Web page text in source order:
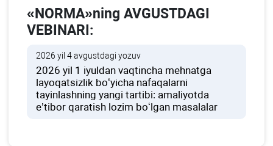
«NORMA»ning AVGUSTDAGI
VEBINARI:
2026 yil 4 avgustdagi yozuv
2026 yil 1 iyuldan vaqtincha mehnatga
layoqatsizlik boʻyicha nafaqalarni
tayinlashning yangi tartibi: amaliyotda
e’tibor qaratish lozim boʻlgan masalalar